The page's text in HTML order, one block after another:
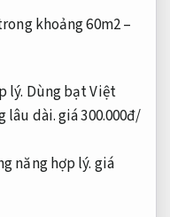
khoảng 60m2 –
lý. Dùng bạt Việt
lâu dài.giá 300.000đ/
năng hợp lý. giá